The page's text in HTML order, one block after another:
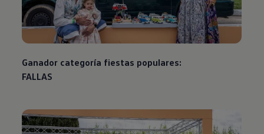
Ganador categoría fiestas populares:
FALLAS